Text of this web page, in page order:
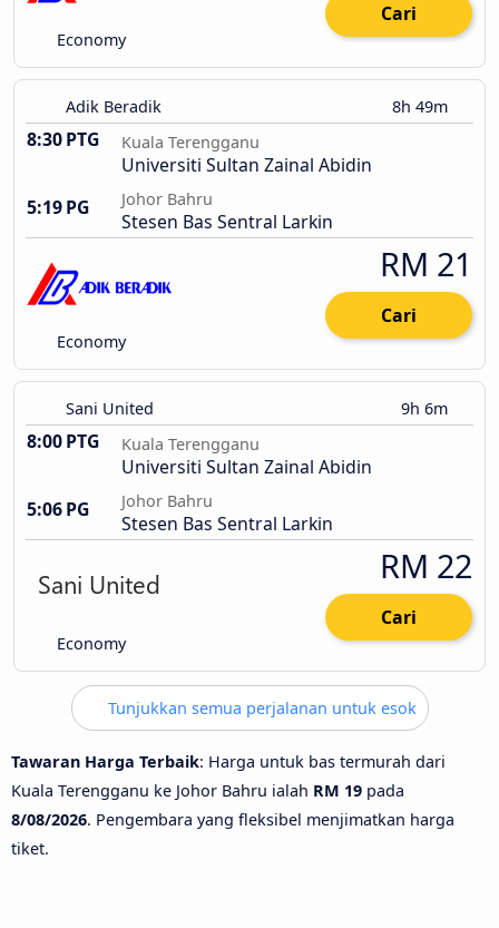
Economy
Cari
Adik Beradik 8h 49m
8:30 PTG Kuala Terengganu
Universiti Sultan Zainal Abidin
5:19 PG
Johor Bahru
Stesen Bas Sentral Larkin
Economy
RM 21
Cari
Sani United 9h 6m
8:00 PTG Kuala Terengganu
Universiti Sultan Zainal Abidin
5:06 PG
Johor Bahru
Stesen Bas Sentral Larkin
Economy
RM 22
Cari
Tunjukkan semua perjalanan untuk esok
Tawaran Harga Terbaik: Harga untuk bas termurah dari
Kuala Terengganu ke Johor Bahru ialah RM 19 pada
8/08/2026. Pengembara yang fleksibel menjimatkan harga
tiket.